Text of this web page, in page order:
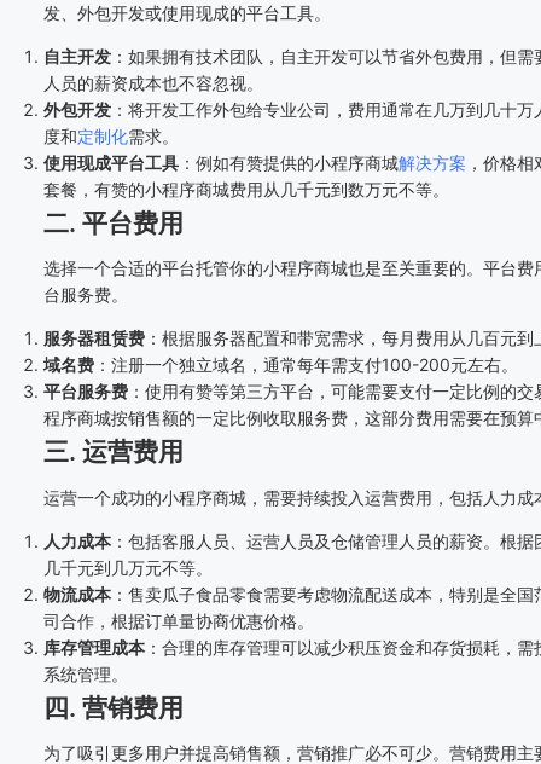
发、外包开发或使用现成的平台工具。
自主开发 ：如果拥有技术团队，自主开发可以节省外包费用，但
人员的薪资成本也不容忽视。
外包开发 ：将开发工作外包给专业公司，费用通常在几万到几十
度和定制化需求。
使用现成平台工具 ：例如有赞提供的小程序商城解决方案 ，价格
套餐，有赞的小程序商城费用从几千元到数万元不等。
二. 平台费用
选择一个合适的平台托管你的小程序商城也是至关重要的。平台
台服务费。
服务器租赁费 ：根据服务器配置和带宽需求，每月费用从几百元到
域名费 ：注册一个独立域名，通常每年需支付100-200元左右。
平台服务费 ：使用有赞等第三方平台，可能需要支付一定比例的
程序商城按销售额的一定比例收取服务费，这部分费用需要在预算
三. 运营费用
运营一个成功的小程序商城，需要持续投入运营费用，包括人力
人力成本 ：包括客服人员、运营人员及仓储管理人员的薪资。根
几千元到几万元不等。
物流成本 ：售卖瓜子食品零食需要考虑物流配送成本，特别是全
司合作，根据订单量协商优惠价格。
库存管理成本 ：合理的库存管理可以减少积压资金和存货损耗，
系统管理。
四. 营销费用
为了吸引更多用户并提高销售额，营销推广必不可少。营销费用主